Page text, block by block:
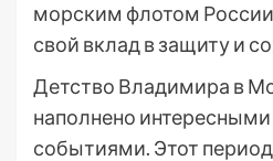
морским флотом
свой вклад в защиту и
Детство Владимира в
наполнено
событиями. Этот